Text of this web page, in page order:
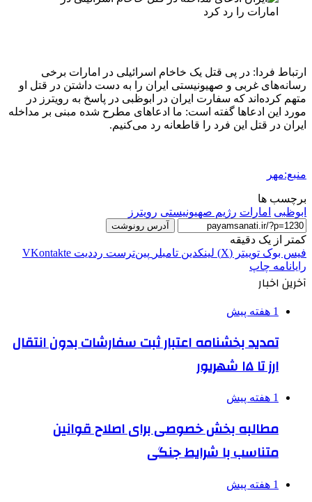
ارتباط فردا: در پی قتل یک خاخام اسرائیلی در امارات برخی
رسانه‌های غربی و صهیونیستی ایران را به دست داشتن در قتل او
متهم کرده‌اند که سفارت ایران در ابوظبی در پاسخ به رویترز در
مورد این ادعاها گفته است: ما ادعاهای مطرح شده مبنی بر مداخله
ایران در قتل این فرد را قاطعانه رد می‌کنیم.
منبع:مهر
برچسب ها
ابوظبی امارات رژیم صهیونیستی رویترز
آدرس رونوشت
کمتر از یک دقیقه
فیس بوک توییتر (X) لینکدین ‫تامبلر ‫پین‌ترست ‫رددیت ‫VKontakte
رایانامه چاپ
آخرین اخبار
1 هفته پیش
تمدید بخشنامه اعتبار ثبت سفارشات بدون انتقال
ارز تا ۱۵ شهریور
1 هفته پیش
مطالبه بخش خصوصی برای اصلاح قوانین
متناسب با شرایط جنگی
1 هفته پیش